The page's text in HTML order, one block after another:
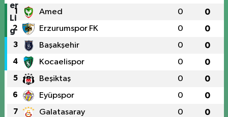
1 Amed 0 0
2 Erzurumspor FK 0 0
3 Başakşehir 0 0
4 Kocaelispor 0 0
5 Beşiktaş 0 0
6 Eyüpspor 0 0
7 Galatasaray 0 0